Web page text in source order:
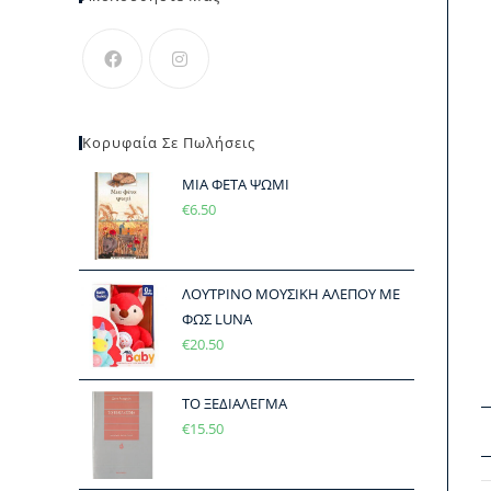
Κορυφαία Σε Πωλήσεις
ΜΙΑ ΦΕΤΑ ΨΩΜΙ
€6.50
ΛΟΥΤΡΙΝΟ ΜΟΥΣΙΚΗ ΑΛΕΠΟΥ ΜΕ
ΦΩΣ LUNA
€20.50
ΤΟ ΞΕΔΙΑΛΕΓΜΑ
€15.50